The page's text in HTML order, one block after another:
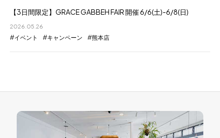
【3日間限定】GRACE GABBEH FAIR 開催 6/6(土)-6/8(日)
2026.05.26
イベント キャンペーン 熊本店